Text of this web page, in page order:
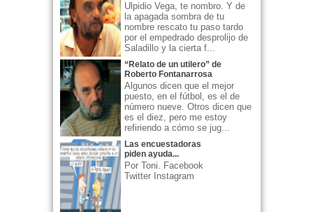
Ulpidio Vega, te nombro. Y de
la apagada sombra de tu
nombre rescato tu paso tardo
por el empedrado desprolijo de
Saladillo y la cierta f...
“Relato de un utilero” de
Roberto Fontanarrosa
Algunos dicen que el mejor
puesto, en el fútbol, es el de
número nueve. Otros dicen que
es el diez, pero me estoy
refiriendo a cómo se jug...
Las encuestadoras
piden ayuda...
Por Toni. Facebook
Twitter Instagram